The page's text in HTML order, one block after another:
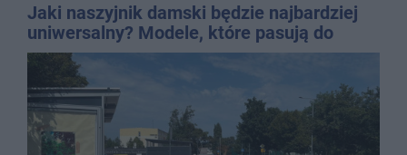
Jaki naszyjnik damski będzie najbardziej
uniwersalny? Modele, które pasują do
wielu stylizacji